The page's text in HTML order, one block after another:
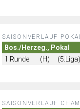
SAISONVERLAUF
Bos./Herzeg., Pokal
1.Runde
(H) (5.Liga)
SAISONVERLAUF